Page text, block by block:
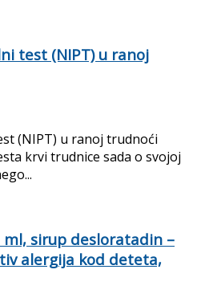
test (NIPT) u ranoj
(NIPT) u ranoj trudnoći
krvi trudnice sada o svojoj
ml, sirup desloratadin –
alergija kod deteta,